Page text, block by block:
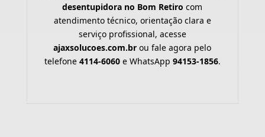
desentupidora no Bom Retiro com
atendimento técnico, orientação clara e
serviço profissional, acesse
ajaxsolucoes.com.br ou fale agora pelo
telefone 4114-6060e WhatsApp 94153-1856.